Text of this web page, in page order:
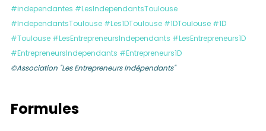
#independantes #LesIndependantsToulouse
#IndependantsToulouse #Les1DToulouse #1DToulouse #1D
#Toulouse #LesEntrepreneursIndependants #LesEntrepreneurs1D
#EntrepreneursIndependants #Entrepreneurs1D
©Association "Les Entrepreneurs Indépendants"
Formules